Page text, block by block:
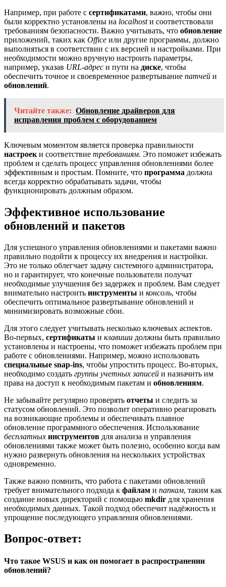
Например, при работе с сертификатами, важно, чтобы они
были корректно установлены на localhostи соответствовали
требованиям безопасности. Важно учитывать, что обновление
приложений, таких как Office или другие программы, должно
выполняться в соответствии с их версией и настройками. При
необходимости можно вручную настроить параметры,
например, указав URL-адрес и пути на диске, чтобы
обеспечить точное и своевременное развертывание патчей и
обновлений.
Читайте также: Обновление драйверов для
исправления проблем с оборудованием
Ключевым моментом является проверка правильности
настроек и соответствие требованиям. Это поможет избежать
проблем и сделать процесс управления обновлениями более
эффективным и простым. Помните, что программа должна
всегда корректно обрабатывать задачи, чтобы
функционировать должным образом.
Эффективное использование
обновлений и пакетов
Для успешного управления обновлениями и пакетами важно
правильно подойти к процессу их внедрения и настройки.
Это не только облегчает задачу системного администратора,
но и гарантирует, что конечные пользователи получат
необходимые улучшения без задержек и проблем. Вам следует
внимательно настроить инструменты и консоль, чтобы
обеспечить оптимальное развертывание обновлений и
минимизировать возможные сбои.
Для этого следует учитывать несколько ключевых аспектов.
Во-первых, сертификаты и клавиши должны быть правильно
установлены и настроены, что поможет избежать проблем при
работе с обновлениями. Например, можно использовать
специальные snap-ins, чтобы упростить процесс. Во-вторых,
необходимо создать группы учетных записей и назначить им
права на доступ к необходимым пакетам и обновлениям.
Не забывайте регулярно проверять отчеты и следить за
статусом обновлений. Это позволит оперативно реагировать
на возникающие проблемы и обеспечивать плавное
обновление программного обеспечения. Использование
бесплатных инструментов для анализа и управления
обновлениями также может быть полезно, особенно когда вам
нужно развернуть обновления на нескольких устройствах
одновременно.
Также важно помнить, что работа с пакетами обновлений
требует внимательного подхода к файлам и папкам, таким как
создание новых директорий с помощью mkdir для хранения
необходимых данных. Такой подход обеспечит надёжность и
упрощение последующего управления обновлениями.
Вопрос-ответ:
Что такое WSUS и как он помогает в распространении
обновлений?